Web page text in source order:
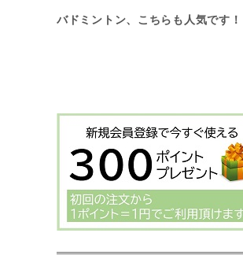
バドミントン、こちらも人気です！